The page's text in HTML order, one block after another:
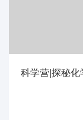
科学营|探秘